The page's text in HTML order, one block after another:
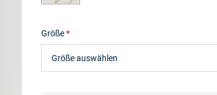
Größe
Größe auswählen